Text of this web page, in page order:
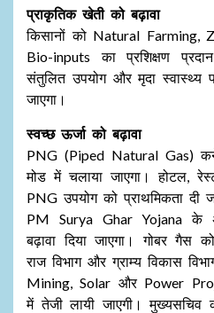
प्राकृतिक खेती को बढ़ावा
किसानों को Natural
Bio-inputs का प्रशिक्षण
संतुलित उपयोग और मृदा स्वास्थ्य
जाएगा।
स्वच्छ ऊर्जा को बढ़ावा
PNG (Piped Natural Gas)
मोड में चलाया जाएगा। होटल,
PNG उपयोग को प्राथमिकता दी
PM Surya Ghar Yojana के
बढ़ावा दिया जाएगा। गोबर गैस
राज विभाग और ग्राम्य विकास
Mining, Solar और Power
में तेजी लायी जाएगी। मुख्यसचिव